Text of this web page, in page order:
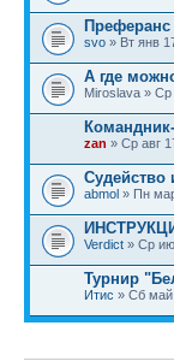
svo » Вт янв
А где
Miroslava »
zan » Ср авг
Судейство
abmol » Пн
Verdict » Ср
Турнир
Итис » Сб май